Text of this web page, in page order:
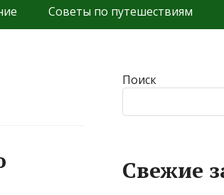
Советы по путешествиям
Поиск
Свежие